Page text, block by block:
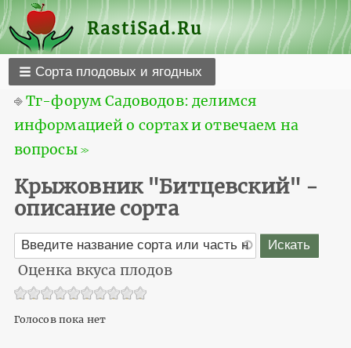
RastiSad.Ru
Сорта плодовых и ягодных
⎆Тг-форум Садоводов: делимся
информацией о сортах и отвечаем на
вопросы ≫
Крыжовник "Битцевский" -
описание сорта
Оценка вкуса плодов
Голосов пока нет